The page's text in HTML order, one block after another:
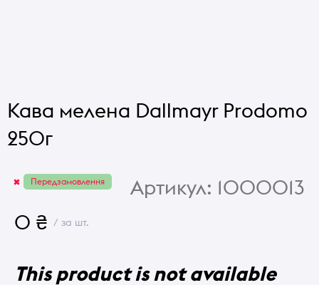
Кава мелена Dallmayr Prodomo
250г
Передзамовлення Артикул: 1000013
0 ₴ / за шт.
This product is not available